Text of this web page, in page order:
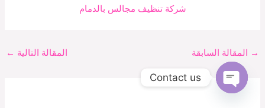
شركة تنظيف مجالس بالدمام
→ المقالة السابقة المقالة التالية ←
Contact us
Open